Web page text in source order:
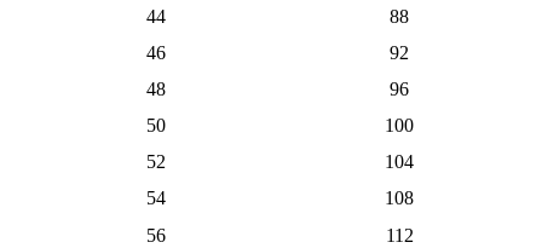
44
88
46
92
48
96
50
100
52
104
54
108
56
112